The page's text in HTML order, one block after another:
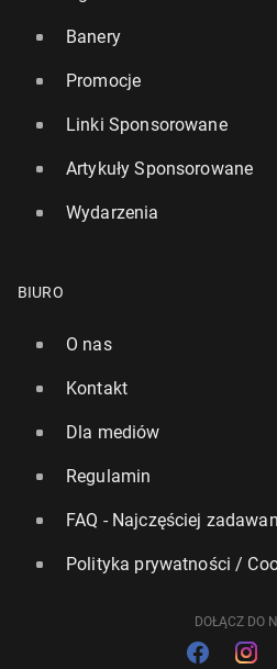
Banery
Promocje
Linki Sponsorowane
Artykuły Sponsorowane
Wydarzenia
BIURO
O nas
Kontakt
Dla mediów
Regulamin
FAQ - Najczęściej
Polityka prywatności /
DOŁĄCZ DO